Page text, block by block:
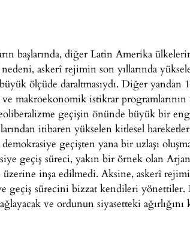
başlarında, diğer Latin Amerika
askerî rejimin son yıllarında
ölçüde daraltmasıydı. Diğer yandan
makroekonomik istikrar
geçişin önünde büyük bir
itibaren yükselen kitlesel
demokrasiye geçişten yana bir uzlaşı
geçiş süreci, yakın bir örnek olan
üzerine inşa edilmedi. Aksine, askerî
geçiş sürecini bizzat kendileri
ve ordunun siyasetteki